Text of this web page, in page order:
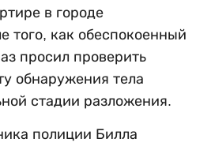
в городе
того, как обеспокоенный
просил проверить
обнаружения тела
стадии разложения.
полиции Билла